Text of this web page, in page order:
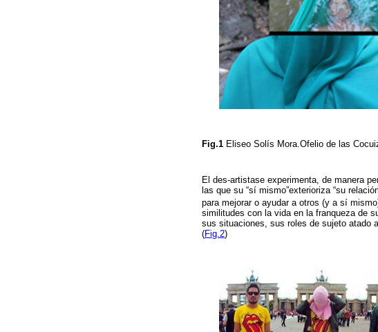
Fig.1 Eliseo Solís Mora.Ofelio de las
El des-artistase experimenta, de manera
las que su “sí mismo”exterioriza “su
para mejorar o ayudar a otros (y a sí
similitudes con la vida en la franqueza de
sus situaciones, sus roles de sujeto atado
(Fig.2)